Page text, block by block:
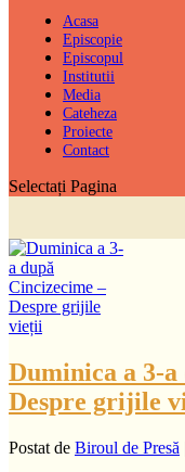
Acasa
Episcopie
Episcopul
Institutii
Media
Cateheza
Proiecte
Contact
Selectați Pagina
Duminica a 3-
Despre grijile
Postat de Biroul de Presă